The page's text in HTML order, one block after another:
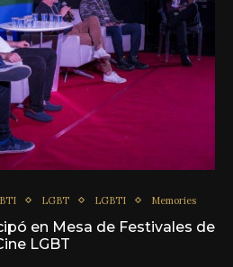
LGBT LGBTI Memories
en Mesa de Festivales de
LGBT